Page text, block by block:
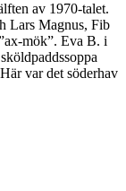
av 1970-talet.
Lars Magnus, Fib
mök”. Eva B. i
var det söderhav